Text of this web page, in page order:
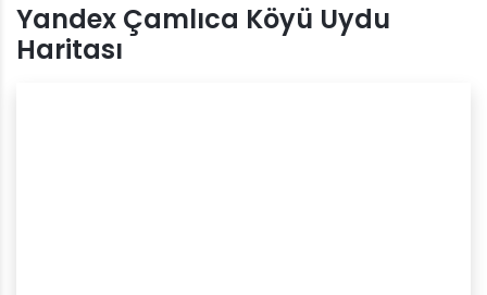
Yandex Çamlıca Köyü Uydu
Haritası